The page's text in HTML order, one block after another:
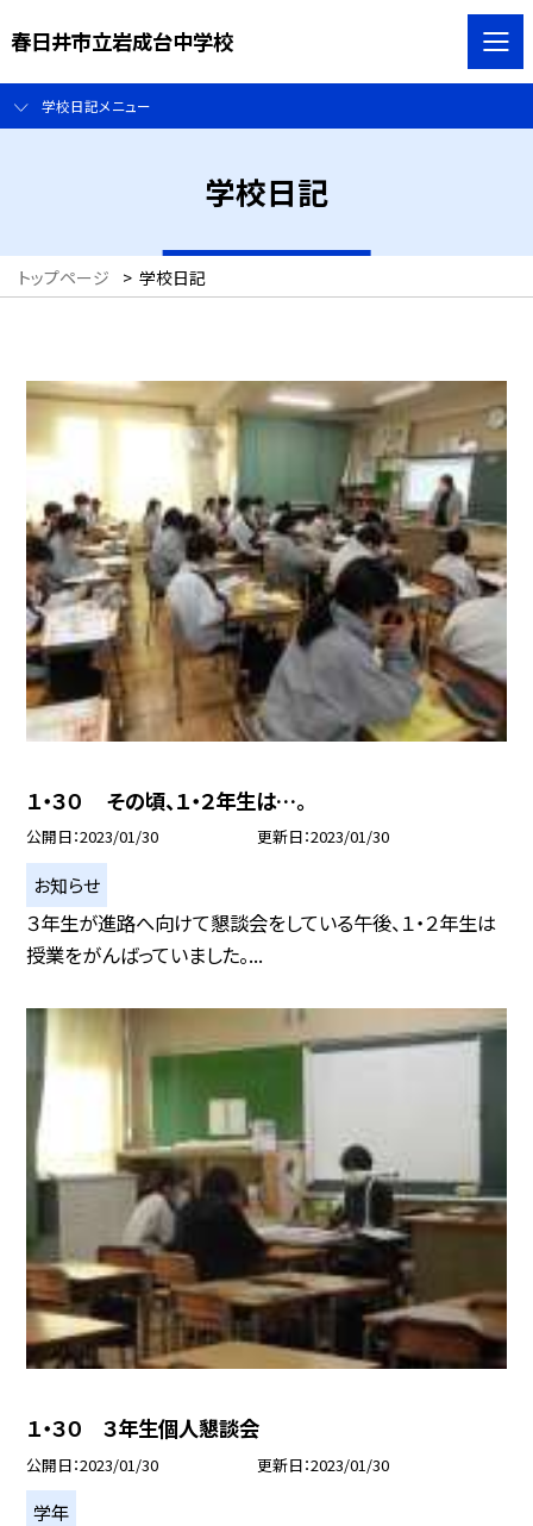
春日井市立岩成台中学校
学校日記メニュー
学校日記
トップページ > 学校日記
１・３０ その頃、１・２年生は…。
公開日 2023/01/30 更新日 2023/01/30
お知らせ
３年生が進路へ向けて懇談会をしている午後、１・２年生は
授業をがんばっていました。...
１・３０ ３年生個人懇談会
公開日 2023/01/30 更新日 2023/01/30
学年